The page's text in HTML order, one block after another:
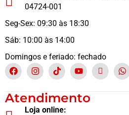
04724-001
Seg-Sex: 09:30 às 18:30
Sáb: 10:00 às 14:00
Domingos e feriado: fechado
Atendimento
Loja online: